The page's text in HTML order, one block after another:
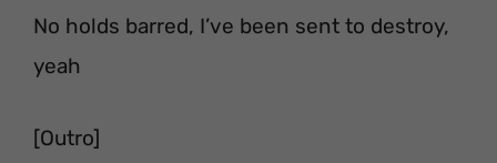
No holds barred, I’ve been sent to destroy,
yeah
[Outro]